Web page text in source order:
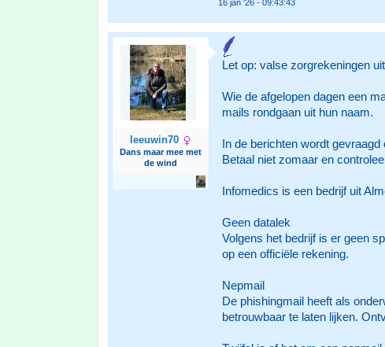
16 jan '26 - 09:43:43
leeuwin70
Dans maar mee met
de wind
Let op: valse zorgrekeningen
Wie de afgelopen dagen een
mails rondgaan uit hun naam.
In de berichten wordt
Betaal niet zomaar en
Infomedics is een bedrijf uit
Geen datalek
Volgens het bedrijf is er geen
op een officiële rekening.
Nepmail
De phishingmail heeft als
betrouwbaar te laten lijken.